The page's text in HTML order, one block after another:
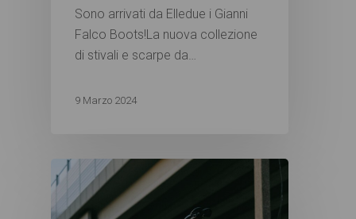
Sono arrivati da Elledue i Gianni
Falco Boots!La nuova collezione
di stivali e scarpe da…
9 Marzo 2024